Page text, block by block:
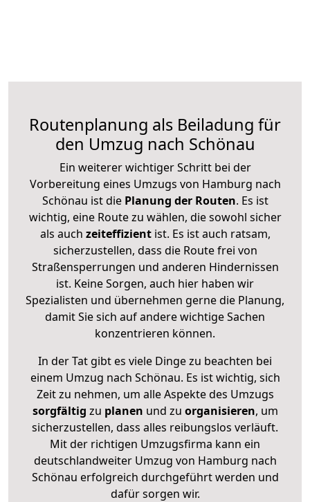
Routenplanung als Beiladung für
den Umzug nach Schönau
Ein weiterer wichtiger Schritt bei der
Vorbereitung eines Umzugs von Hamburg nach
Schönau ist diePlanung der Routen. Es ist
wichtig, eine Route zu wählen, die sowohl sicher
als auch zeiteffizientist. Es ist auch ratsam,
sicherzustellen, dass die Route frei von
Straßensperrungen und anderen Hindernissen
ist. Keine Sorgen, auch hier haben wir
Spezialisten und übernehmen gerne die Planung,
damit Sie sich auf andere wichtige Sachen
konzentrieren können.
In der Tat gibt es viele Dinge zu beachten bei
einem Umzug nach Schönau. Es ist wichtig, sich
Zeit zu nehmen, um alle Aspekte des Umzugs
sorgfältig zu planen und zu organisieren, um
sicherzustellen, dass alles reibungslos verläuft.
Mit der richtigen Umzugsfirma kann ein
deutschlandweiter Umzug von Hamburg nach
Schönau erfolgreich durchgeführt werden und
dafür sorgen wir.